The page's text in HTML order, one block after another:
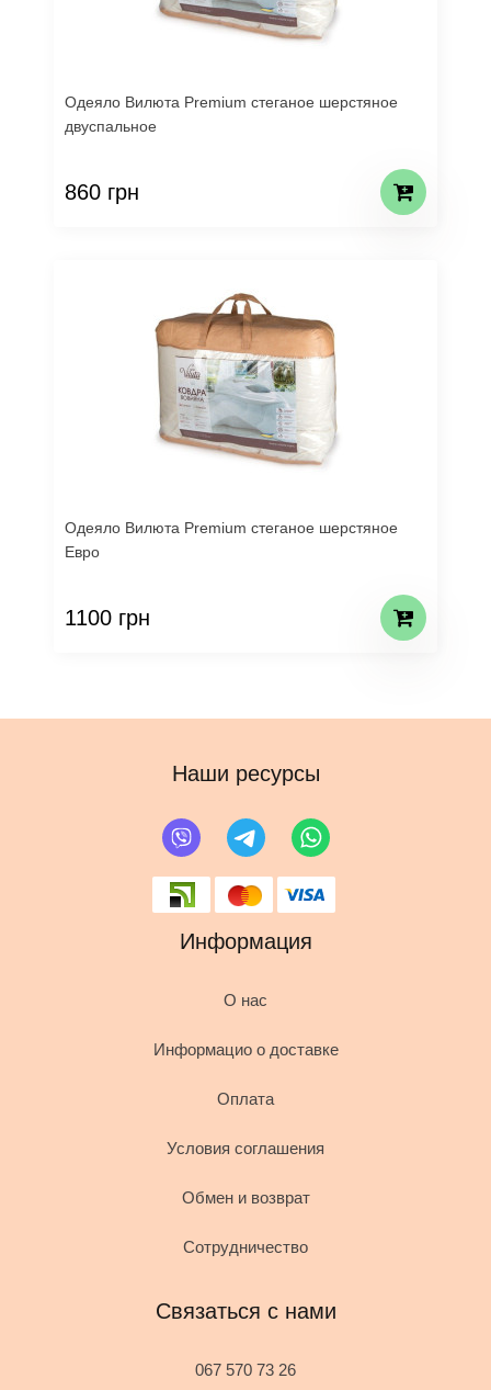
Одеяло Вилюта Premium стеганое шерстяное
двуспальное
860 грн
Одеяло Вилюта Premium стеганое шерстяное
Евро
1100 грн
Наши ресурсы
Информация
О нас
Информацио о доставке
Оплата
Условия соглашения
Обмен и возврат
Сотрудничество
Связаться с нами
067 570 73 26